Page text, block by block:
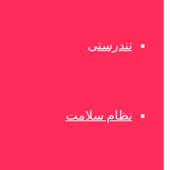
تندرستی
نظام سلامت